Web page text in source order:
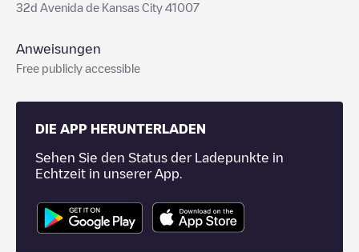
32d Avenida de Kansas City 41007
Anweisungen
Free publicly accessible
DIE APP HERUNTERLADEN
Sehen Sie den Status der Ladepunkte in
Echtzeit in unserer App.